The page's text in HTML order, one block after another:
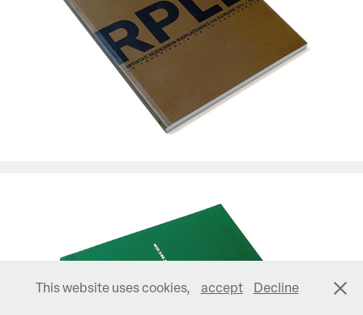
MALBA Colección Costantini
This website uses cookies, accept Decline